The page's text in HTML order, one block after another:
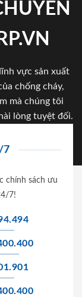
vực sản xuất
chống cháy,
mà chúng tôi
lòng tuyệt đối.
7
chính sách ưu
7!